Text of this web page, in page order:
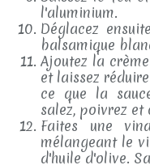
l'aluminium.
Déglacez
balsamique
Ajoutez la
et laissez
ce que la
salez, poivrez et
Faites une
mélangeant le
d'huile d'olive.